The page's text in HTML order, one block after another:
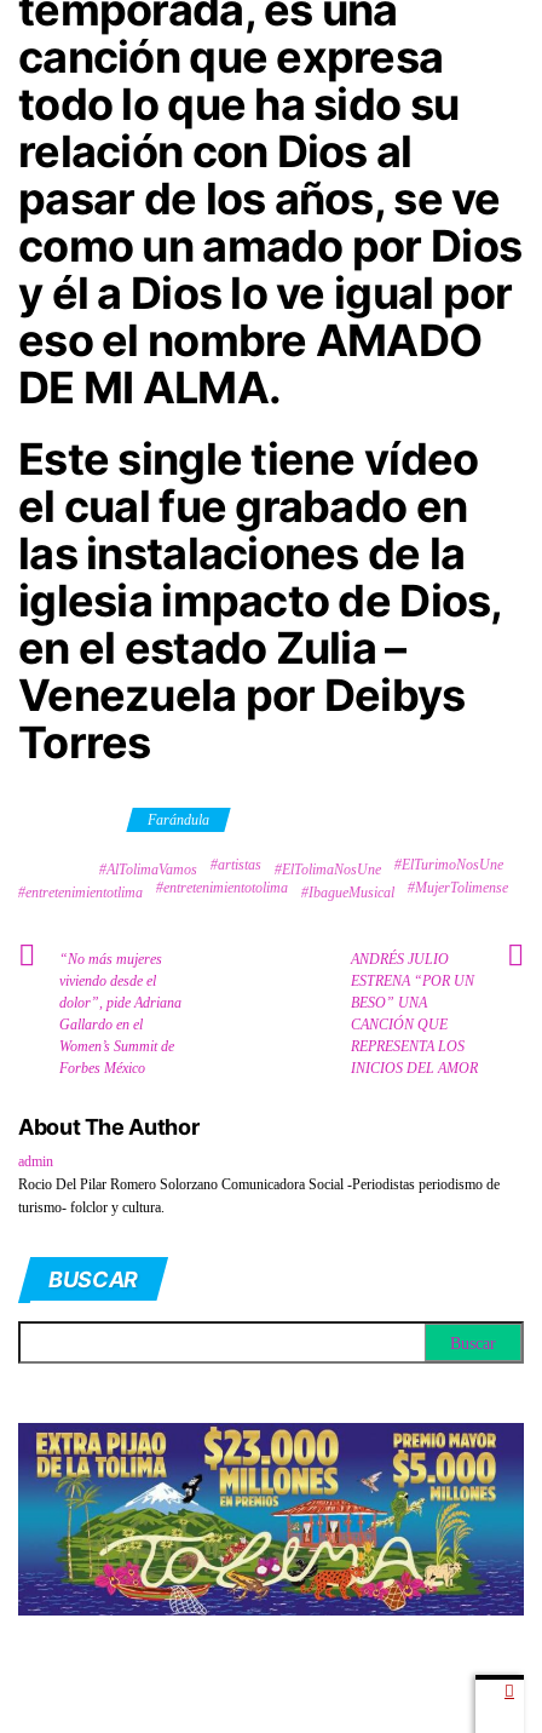
canción que expresa
todo lo que ha sido su
relación con Dios al
pasar de los años, se ve
como un amado por Dios
y él a Dios lo ve igual por
eso el nombre AMADO
DE MI ALMA.
Este single tiene vídeo
el cual fue grabado en
las instalaciones de la
iglesia impacto de Dios,
en el estado Zulia –
Venezuela por Deibys
Torres
Farándula
#AlTolimaVamos #artistas #ElTolimaNosUne
#ElTurimoNosUne
#entretenimientotlima
#entretenimientotolima #IbagueMusical #MujerTolimense
“No más mujeres
viviendo desde el
dolor”, pide Adriana
Gallardo en el
Women’s Summit de
Forbes México
ANDRÉS JULIO
ESTRENA “POR UN
BESO” UNA
CANCIÓN QUE
REPRESENTA LOS
INICIOS DEL AMOR
About The Author
admin
Rocio Del Pilar Romero Solorzano Comunicadora Social -Periodistas periodismo de
turismo- folclor y cultura.
BUSCAR